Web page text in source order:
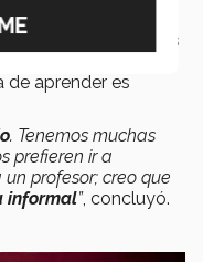
centros
de aprender es
. Tenemos muchas
prefieren ir a
profesor; creo que
informal”, concluyó.